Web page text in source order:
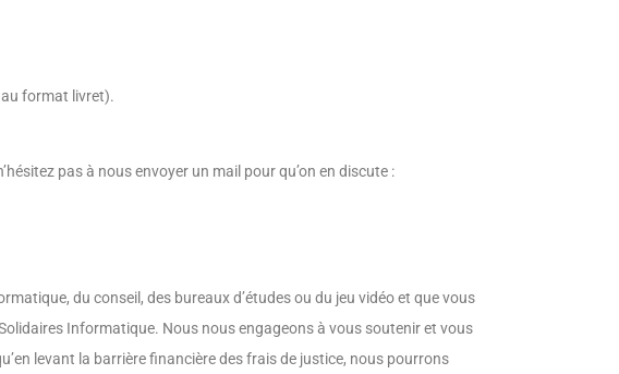
format livret).
pas à nous envoyer un mail pour qu’on en discute :
du conseil, des bureaux d’études ou du jeu vidéo et que vous
Informatique. Nous nous engageons à vous soutenir et vous
levant la barrière financière des frais de justice, nous pourrons